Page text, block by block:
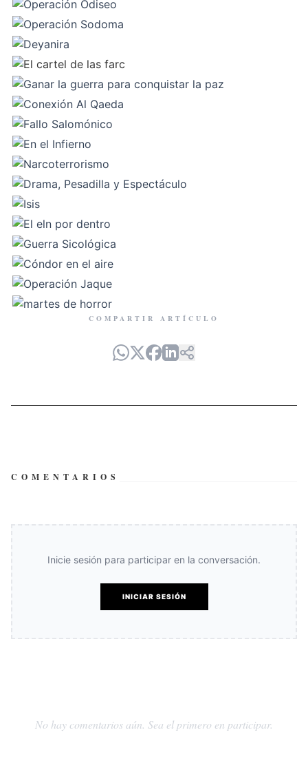
COMPARTIR ARTÍCULO
COMENTARIOS
Inicie sesión para participar en la conversación.
INICIAR SESIÓN
No hay comentarios aún. Sea el primero en participar.